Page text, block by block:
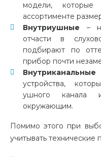
модели, которые
ассортименте
Внутриушные –
отчасти в
подбирают по
прибор почти
Внутриканальные
устройства,
ушного канала
окружающим.
Помимо этого при
учитывать технические